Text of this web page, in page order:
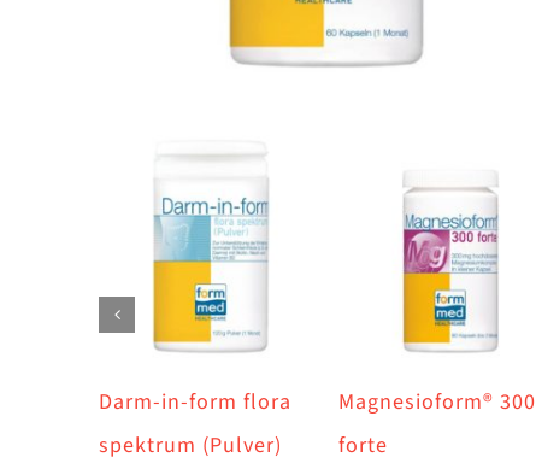
Darm-in-form flora
spektrum (Pulver)
Magnesioform® 300
forte